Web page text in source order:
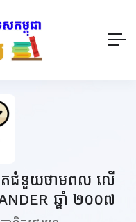
តជំនួយថាមពល លើ
ឆ្នាំ ២០០៧